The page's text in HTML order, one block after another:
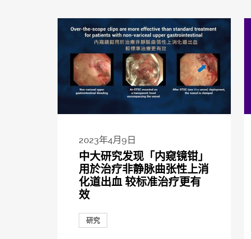
2023年4月9日
中大研究发现「内窥镜钳」
用於治疗非静脉曲张性上消
化道出血 较标准治疗更有
效
研究